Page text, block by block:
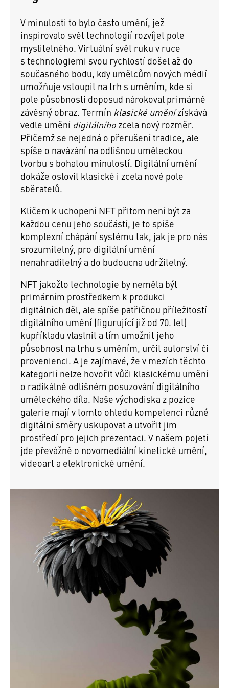
V minulosti to bylo často umění, jež
inspirovalo svět technologií rozvíjet pole
myslitelného. Virtuální svět ruku v ruce
s technologiemi svou rychlostí došel až do
současného bodu, kdy umělcům nových médií
umožňuje vstoupit na trh s uměním, kde si
pole působnosti doposud nárokoval primárně
závěsný obraz. Termín klasické uměnízískává
vedle umění digitálníhozcela nový rozměr.
Přičemž se nejedná o přerušení tradice, ale
spíše o navázání na odlišnou uměleckou
tvorbu s bohatou minulostí. Digitální umění
dokáže oslovit klasické i zcela nové pole
sběratelů.
Klíčem k uchopení NFT přitom není být za
každou cenu jeho součástí, je to spíše
komplexní chápání systému tak, jak je pro nás
srozumitelný, pro digitální umění
nenahraditelný a do budoucna udržitelný.
NFT jakožto technologie by neměla být
primárním prostředkem k produkci
digitálních děl, ale spíše patřičnou příležitostí
digitálního umění (figurující již od 70. let)
kupříkladu vlastnit a tím umožnit jeho
působnost na trhu s uměním, určit autorství či
provenienci. A je zajímavé, že v mezích těchto
kategorií nelze hovořit vůči klasickému umění
o radikálně odlišném posuzování digitálního
uměleckého díla. Naše východiska z pozice
galerie mají v tomto ohledu kompetenci různé
digitální směry uskupovat a utvořit jim
prostředí pro jejich prezentaci. V našem pojetí
jde převážně o novomediální kinetické umění,
videoart a elektronické umění.